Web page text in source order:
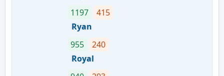
1197
415
Ryan
955
240
Royal